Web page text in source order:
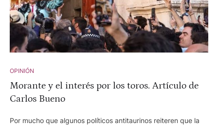
OPINIÓN
Morante y el interés por los toros. Artículo de
Carlos Bueno
Por mucho que algunos políticos antitaurinos reiteren que la